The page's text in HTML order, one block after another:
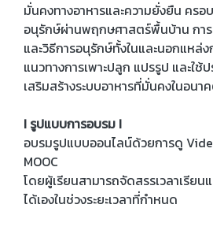
มั่นคงทางอาหารและความยั่งยืน คร
อนุรักษ์ผ่านพฤกษศาสตร์พื้นบ้าน กา
และวิธีการอนุรักษ์ทั้งในและนอกแหล่
แนวทางการเพาะปลูก แปรรูป และใช้
เสริมสร้างระบบอาหารที่มั่นคงในอนา
I รูปแบบการอบรม I
อบรมรูปแบบออนไลน์ด้วยการดู
MOOC
โดยผู้เรียนสามารถจัดสรรเวลาเรียน
ได้เองในช่วงระยะเวลาที่กำหนด